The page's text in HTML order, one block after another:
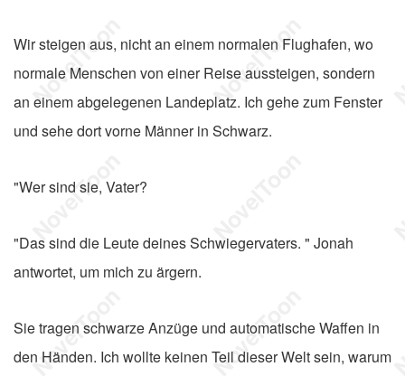
Wir steigen aus, nicht an einem normalen Flughafen, wo
normale Menschen von einer Reise aussteigen, sondern
an einem abgelegenen Landeplatz. Ich gehe zum Fenster
und sehe dort vorne Männer in Schwarz.
"Wer sind sie, Vater?
"Das sind die Leute deines Schwiegervaters. " Jonah
antwortet, um mich zu ärgern.
Sie tragen schwarze Anzüge und automatische Waffen in
den Händen. Ich wollte keinen Teil dieser Welt sein, warum